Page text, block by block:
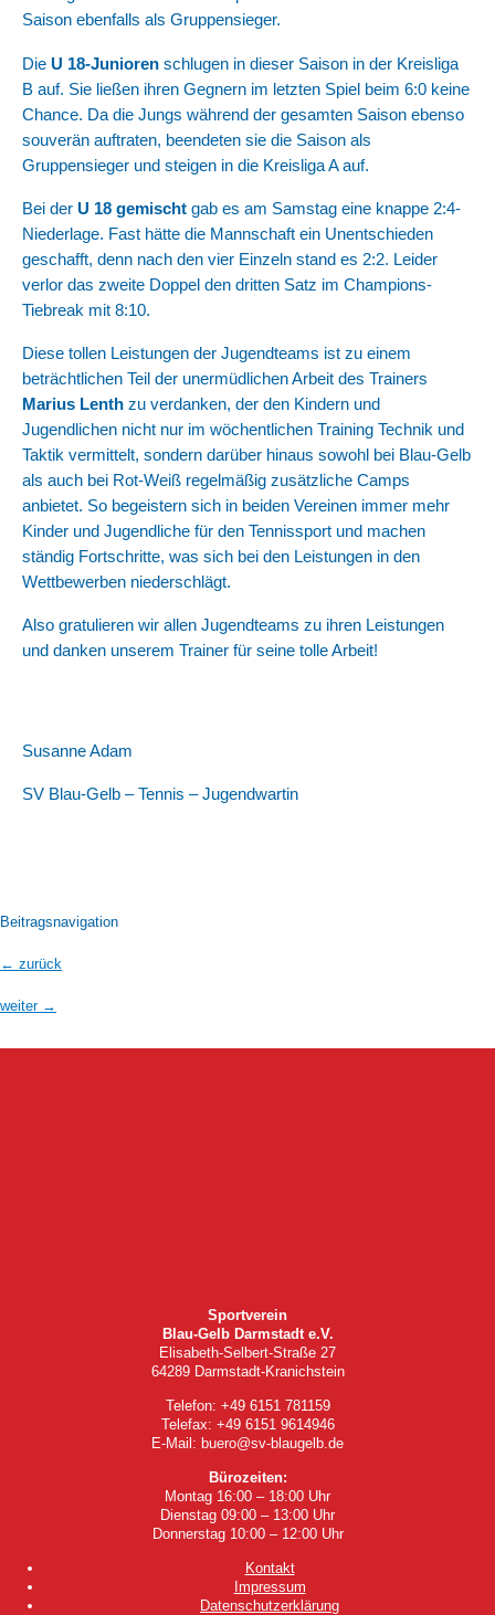
Saison ebenfalls als Gruppensieger.
Die U 18-Junioren schlugen in dieser Saison in der Kreisliga
B auf. Sie ließen ihren Gegnern im letzten Spiel beim 6:0 keine
Chance. Da die Jungs während der gesamten Saison ebenso
souverän auftraten, beendeten sie die Saison als
Gruppensieger und steigen in die Kreisliga A auf.
Bei der U 18 gemischt gab es am Samstag eine knappe 2:4-
Niederlage. Fast hätte die Mannschaft ein Unentschieden
geschafft, denn nach den vier Einzeln stand es 2:2. Leider
verlor das zweite Doppel den dritten Satz im Champions-
Tiebreak mit 8:10.
Diese tollen Leistungen der Jugendteams ist zu einem
beträchtlichen Teil der unermüdlichen Arbeit des Trainers
Marius Lenth zu verdanken, der den Kindern und
Jugendlichen nicht nur im wöchentlichen Training Technik und
Taktik vermittelt, sondern darüber hinaus sowohl bei Blau-Gelb
als auch bei Rot-Weiß regelmäßig zusätzliche Camps
anbietet. So begeistern sich in beiden Vereinen immer mehr
Kinder und Jugendliche für den Tennissport und machen
ständig Fortschritte, was sich bei den Leistungen in den
Wettbewerben niederschlägt.
Also gratulieren wir allen Jugendteams zu ihren Leistungen
und danken unserem Trainer für seine tolle Arbeit!
Susanne Adam
SV Blau-Gelb – Tennis – Jugendwartin
Beitragsnavigation
← zurück
weiter →
Sportverein
Blau-Gelb Darmstadt e.V.
Elisabeth-Selbert-Straße 27
64289 Darmstadt-Kranichstein
Telefon: +49 6151 781159
Telefax: +49 6151 9614946
E-Mail: buero@sv-blaugelb.de
Bürozeiten:
Montag 16:00 – 18:00 Uhr
Dienstag 09:00 – 13:00 Uhr
Donnerstag 10:00 – 12:00 Uhr
Kontakt
Impressum
Datenschutzerklärung